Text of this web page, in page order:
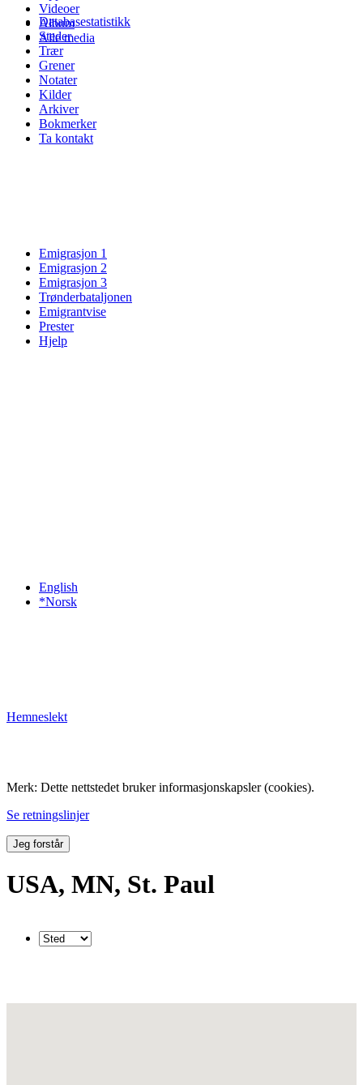
Videoer
Album
Alle media
Databasestatistikk
Steder
Trær
Grener
Notater
Kilder
Arkiver
Bokmerker
Ta kontakt
Emigrasjon 1
Emigrasjon 2
Emigrasjon 3
Trønderbataljonen
Emigrantvise
Prester
Hjelp
English
*Norsk
Hemneslekt
Merk: Dette nettstedet bruker informasjonskapsler (cookies).
Se retningslinjer
Jeg forstår
USA, MN, St. Paul